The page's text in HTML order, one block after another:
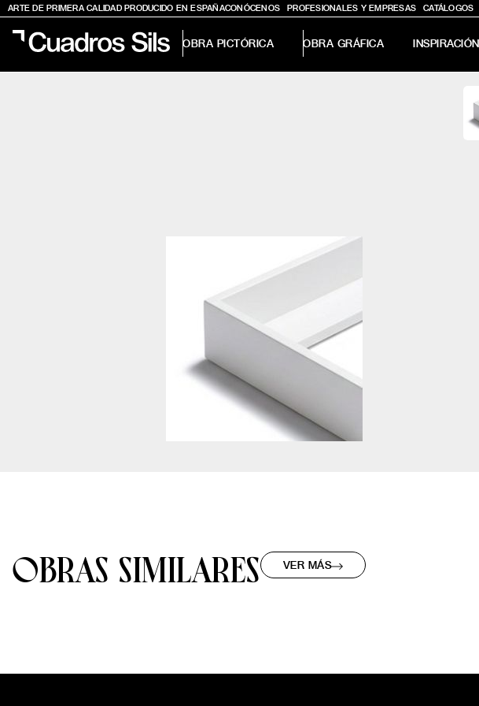
ARTE DE PRIMERA CALIDAD PRODUCIDO EN ESPAÑACONÓCENOS PROFESIONALES Y EMPRESAS CATÁLOGOS
OBRA PICTÓRICA OBRA GRÁFICA INSPIRACIÓN
Obra Pictórica
OBRAS SIMILARES VER MÁS